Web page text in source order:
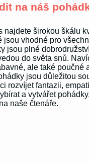
na náš
najdete širokou škálu
jsou vhodné pro
jsou plné
do světa snů.
ale také poučné
jsou důležitou
rozvíjet fantazii,
a vytvářet
naše čtenáře.